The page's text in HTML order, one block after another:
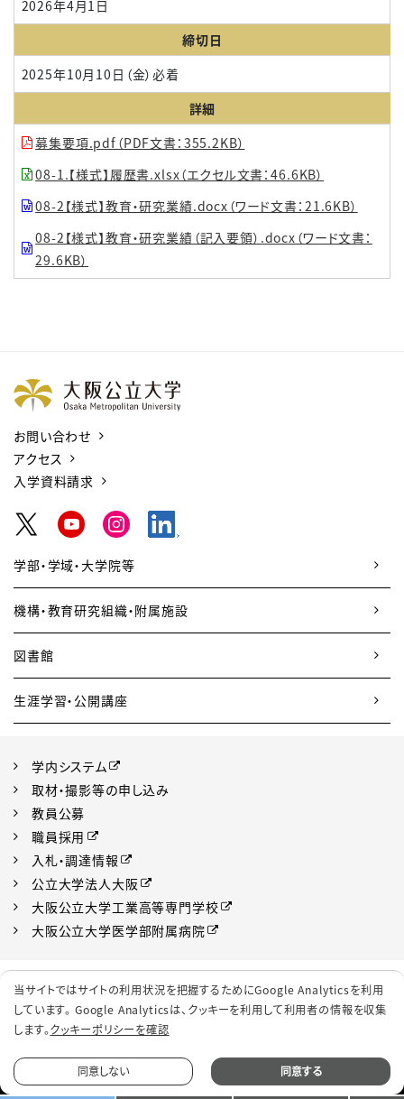
2026年4月1日
締切日
2025年10月10日（金）必着
詳細
募集要項.pdf（PDF文書：355.2KB）
08-1.【様式】履歴書.xlsx（エクセル文書：46.6KB）
08-2【様式】教育・研究業績.docx（ワード文書：21.6KB）
08-2【様式】教育・研究業績（記入要領）.docx（ワード文書：
29.6KB）
当サイトではサイトの利用状況を把握するためにGoogle Analyticsを利用
しています。 Google Analyticsは、 クッキーを利用して利用者の情報を収集
します。クッキーポリシーを確認
同意しない 同意する
お問い合わせ
アクセス
入学資料請求
学部・学域・大学院等
機構・教育研究組織・附属施設
図書館
生涯学習・公開講座
学内システム
取材・撮影等の申し込み
教員公募
職員採用
入札・調達情報
公立大学法人大阪
大阪公立大学工業高等専門学校
大阪公立大学医学部附属病院
プライバシーポリシー
サイトポリシー
ソーシャルメディアポリシー
クッキーポリシー
サイトマップ
© 2022 Osaka Metropolitan University.